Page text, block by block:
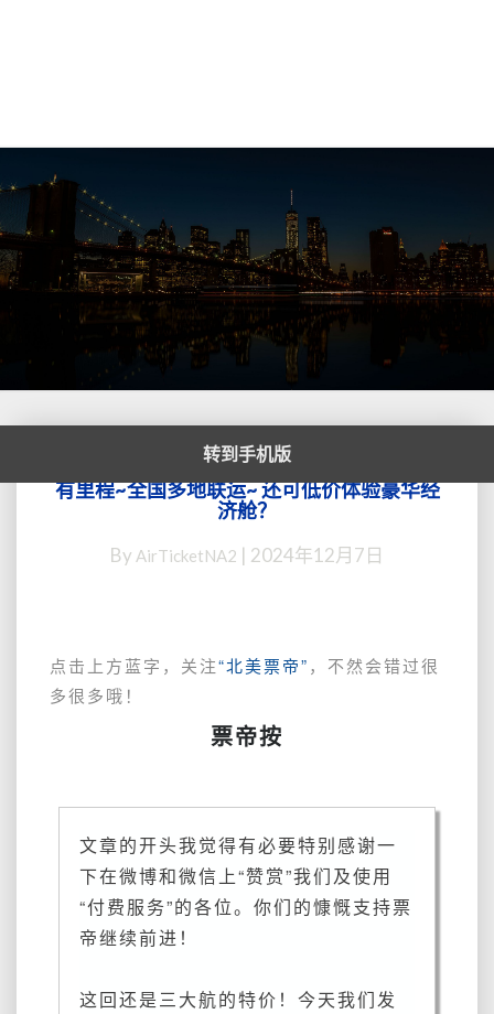
中
美
直
单
返
李
还
有
里
程
~
地
中美直飞：单程2k9，往返4k5，行李2件，还
有里程~全国多地联运~ 还可低价体验豪华经
济舱？
By AirTicketNA2 2024年12月7日
点击上方蓝字，关注“北美票帝”，不然会错过很
多很多哦！
票帝按
文章的开头我觉得有必要特别感谢一
下在微博和微信上“赞赏”我们及使用
“付费服务”的各位。你们的慷慨支持票
帝继续前进！
这回还是三大航的特价！今天我们发
转到手机版